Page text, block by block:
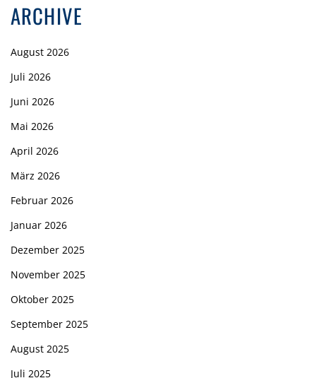
ARCHIVE
August 2026
Juli 2026
Juni 2026
Mai 2026
April 2026
März 2026
Februar 2026
Januar 2026
Dezember 2025
November 2025
Oktober 2025
September 2025
August 2025
Juli 2025